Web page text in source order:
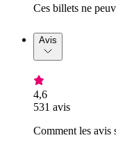
Ces billets ne
Avis
4,6
531 avis
Comment les avis